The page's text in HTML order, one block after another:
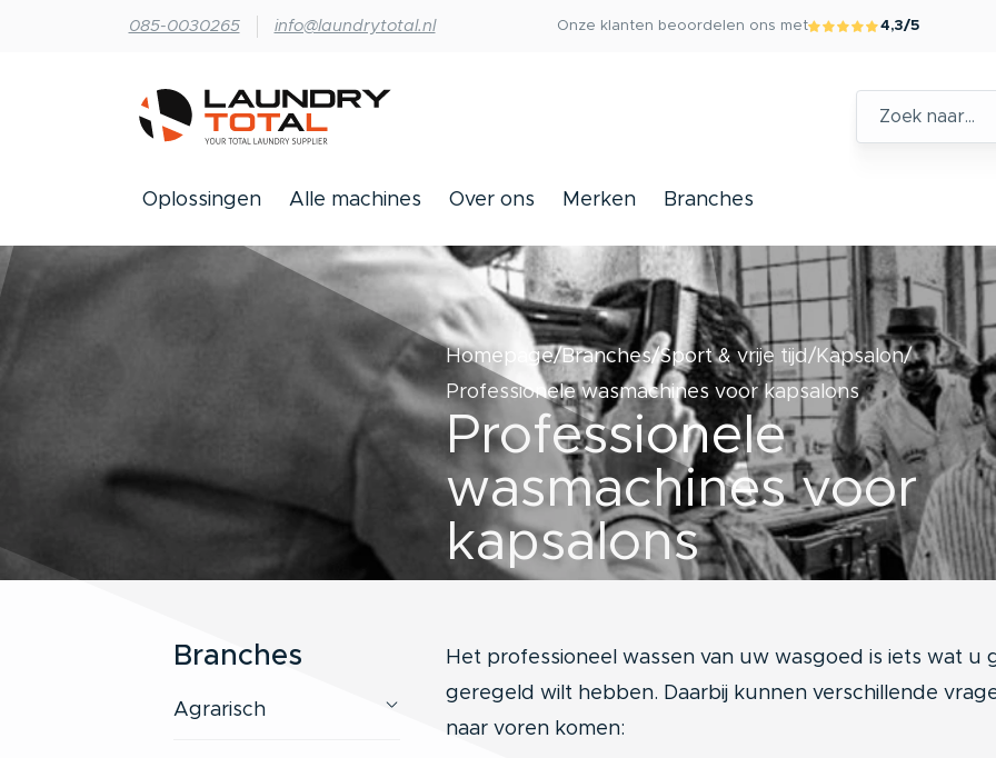
085-0030265 info@laundrytotal.nl Onze klanten beoordelen ons met 4,3/5
Oplossingen Alle machines Over ons Merken Branches
Homepage Branches Sport & vrije tijd Kapsalon
Professionele wasmachines voor kapsalons
Professionele
wasmachines voor
kapsalons
Branches
Agrarisch
Het professioneel wassen van uw wasgoed is iets wat u
geregeld wilt hebben. Daarbij kunnen verschillende
naar voren komen: